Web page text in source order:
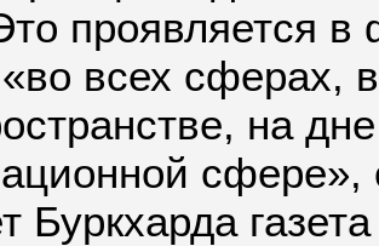
проявляется
всех сферах,
на
сфере»,
Буркхарда